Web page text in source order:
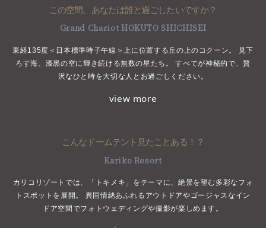
この空間、あなたは誰と過ごしたいですか？
Grand Chariot HOKUTO SHICHISEI
東経135度＜日本標準時子午線＞上に位置する丘の上のコクーン。
見下
ろす海、漆黒の空に輝き続ける無数の星たち。
すべてが神秘的で、贅
沢なひと時を大切な人とお過ごしください。
view more
こんなドームテント見たことある！？
Kariko Resort
カリコリゾートでは、「トキメキ」をテーマに、絶景を望む多彩なフォ
トスポットを展開。 異国情緒あふれるアウトドアやゴージャスなイン
ドア空間でフォトウェディングや撮影が楽しめます。